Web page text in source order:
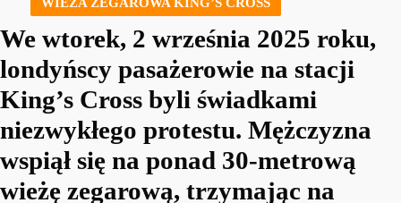
We wtorek, 2 września 2025 roku,
londyńscy pasażerowie na stacji
King’s Cross byli świadkami
niezwykłego protestu. Mężczyzna
wspiął się na ponad 30-metrową
wieżę zegarową, trzymając na